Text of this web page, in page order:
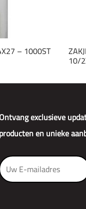
– 1000ST
10/
Ontvang exclusieve
producten en unieke